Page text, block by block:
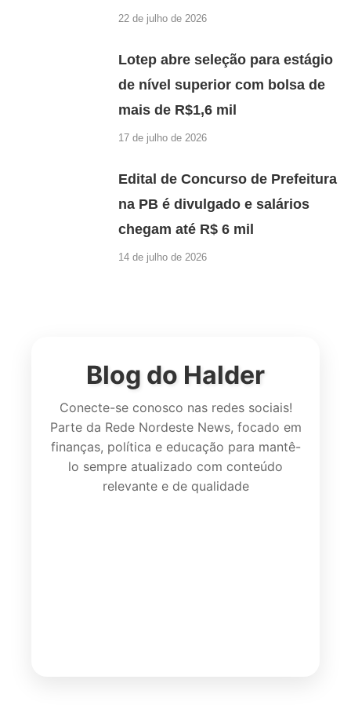
22 de julho de 2026
Lotep abre seleção para estágio
de nível superior com bolsa de
mais de R$1,6 mil
17 de julho de 2026
Edital de Concurso de Prefeitura
na PB é divulgado e salários
chegam até R$ 6 mil
14 de julho de 2026
Blog do Halder
Conecte-se conosco nas redes sociais!
Parte da Rede Nordeste News, focado em
finanças, política e educação para mantê-
lo sempre atualizado com conteúdo
relevante e de qualidade